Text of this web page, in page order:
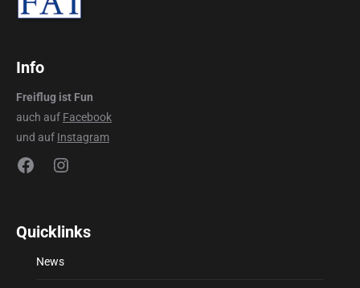
Info
Freiflug ist Fun
auch auf Facebook
und auf Instagram
FacebookInstagram
Quicklinks
News